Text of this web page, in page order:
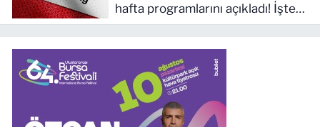
hafta programlarını açıkladı! İşte
maçların başlama saati